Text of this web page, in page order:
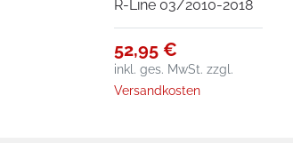
R-Line 03/2010-2018
52,95 €
inkl. ges. MwSt. zzgl.
Versandkosten